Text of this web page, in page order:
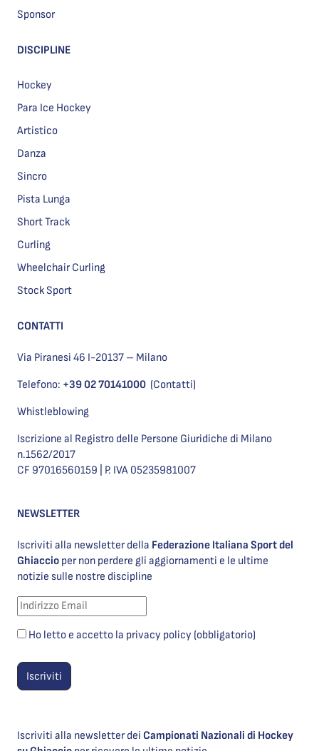
Sponsor
DISCIPLINE
Hockey
Para Ice Hockey
Artistico
Danza
Sincro
Pista Lunga
Short Track
Curling
Wheelchair Curling
Stock Sport
CONTATTI
Via Piranesi 46 I-20137 – Milano
Telefono: +39 02 70141000 (Contatti)
Whistleblowing
Iscrizione al Registro delle Persone Giuridiche di Milano
n.1562/2017
CF 97016560159 | P. IVA 05235981007
NEWSLETTER
Iscriviti alla newsletter della Federazione Italiana Sport del
Ghiaccio per non perdere gli aggiornamenti e le ultime
notizie sulle nostre discipline
Ho letto e accetto la privacy policy (obbligatorio)
Iscriviti alla newsletter dei Campionati Nazionali di Hockey